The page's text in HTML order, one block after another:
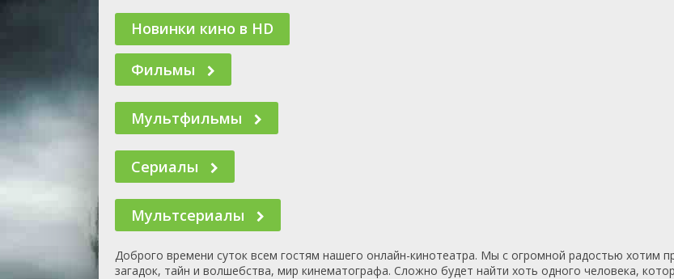
Новинки кино в HD
Фильмы
Мультфильмы
Сериалы
Мультсериалы
Доброго времени суток всем гостям нашего онлайн-кинотеатра. Мы с огромной радостью хотим
загадок, тайн и волшебства, мир кинематографа. Сложно будет найти хоть одного человека,